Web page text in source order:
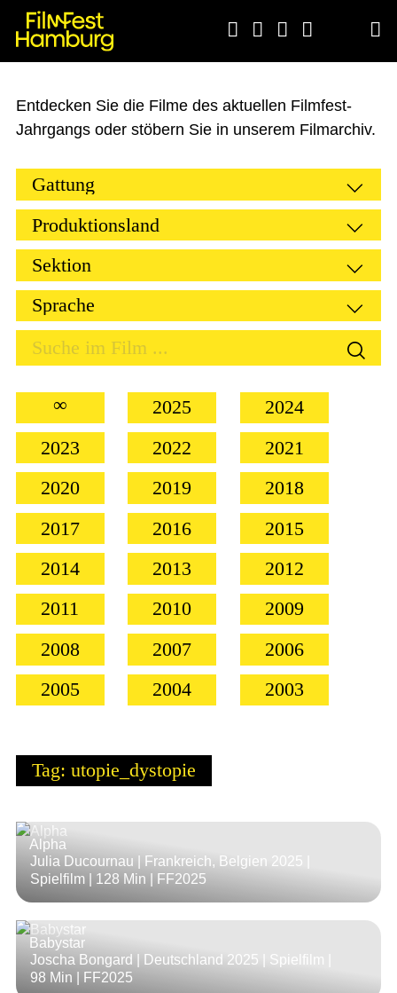
    
Entdecken Sie die Filme des aktuellen Filmfest-
Jahrgangs oder stöbern Sie in unserem Filmarchiv.
∞ 2025
2024
2023
2022
2021
2020
2019
2018
2017
2016
2015
2014
2013
2012
2011
2010
2009
2008
2007
2006
2005
2004 2003
Tag: utopie_dystopie
Alpha
Julia Ducournau | Frankreich, Belgien 2025 |
Spielfilm | 128 Min | FF2025
Babystar
Joscha Bongard | Deutschland 2025 | Spielfilm |
98 Min | FF2025